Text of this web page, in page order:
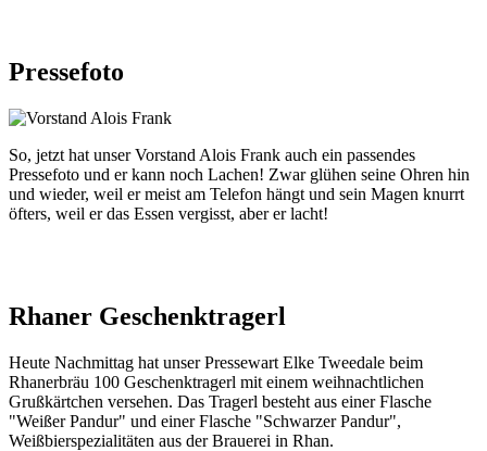
Pressefoto
So, jetzt hat unser Vorstand Alois Frank auch ein passendes
Pressefoto und er kann noch Lachen! Zwar glühen seine Ohren hin
und wieder, weil er meist am Telefon hängt und sein Magen knurrt
öfters, weil er das Essen vergisst, aber er lacht!
Rhaner Geschenktragerl
Heute Nachmittag hat unser Pressewart Elke Tweedale beim
Rhanerbräu 100 Geschenktragerl mit einem weihnachtlichen
Grußkärtchen versehen. Das Tragerl besteht aus einer Flasche
"Weißer Pandur" und einer Flasche "Schwarzer Pandur",
Weißbierspezialitäten aus der Brauerei in Rhan.